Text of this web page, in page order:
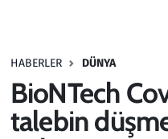
HABERLER DÜNYA
BioNTech
talebin
Haber
Kültür Sanat